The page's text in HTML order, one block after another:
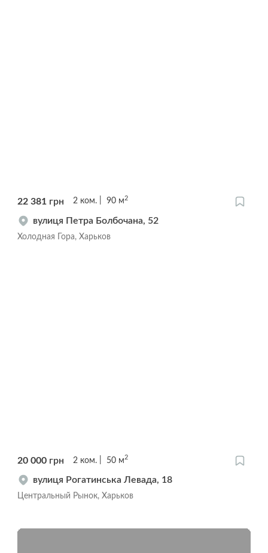
22 381 грн 2 ком. 90 м 2
вулиця Петра Болбочана, 52
Холодная Гора, Харьков
20 000 грн 2 ком. 50 м2
вулиця Рогатинська Левада, 18
Центральный Рынок, Харьков